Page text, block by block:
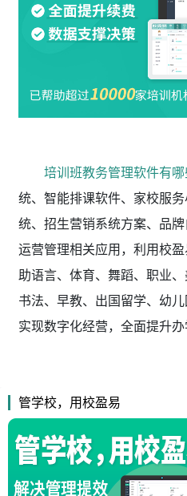
培训班教务管理软件有
统、智能排课软件、家校服
统、招生营销系统方案、品
运营管理相关应用，利用校盈
助语言、体育、舞蹈、职业
书法、早教、出国留学、幼
实现数字化经营，全面提升办
管学校，用校盈易